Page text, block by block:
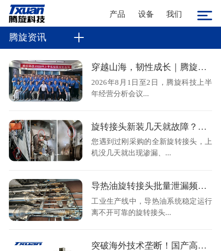
产品 设备 我们
腾旋资讯
穿越山海，韧性成长｜腾旋科技2026上半年经营分析会顺利召开
2026年8月1日至2日，腾旋科技上半
年经营分析会议...
旋转接头新装几天就故障？金属软管不规范安装是主因
您遇到过刚采购的全新旋转接头，上
机没几天就出现渗漏、...
导热油旋转接头批量泄漏频发？腾旋售后现场拆解揭秘两大核心诱因
工业生产线中，导热油系统稳定运行
离不开可靠的旋转接头...
突破海外技术垄断！国产高速机床主轴旋转接头36000转高转速自主可控